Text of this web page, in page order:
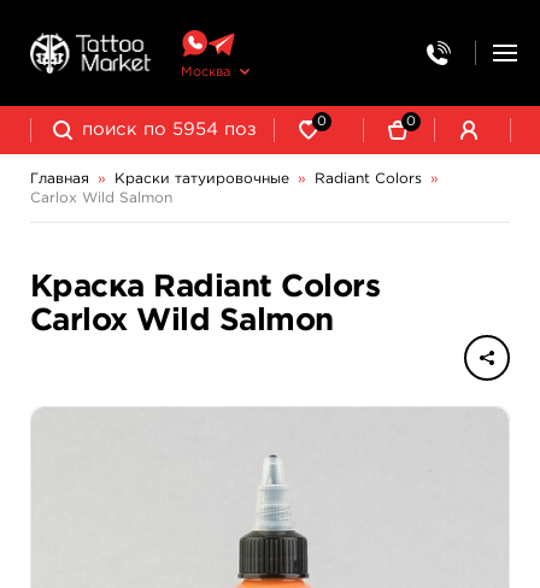
Москва
0 0
Главная » Краски татуировочные » Radiant Colors
»
Carlox Wild Salmon
Краска Radiant Colors
Carlox Wild Salmon